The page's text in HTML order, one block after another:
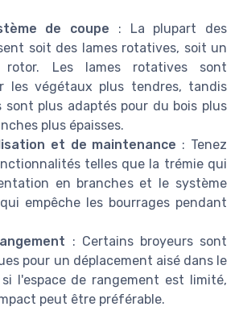
de coupe : La plupart des
soit des lames rotatives, soit un
rotor. Les lames rotatives sont
les végétaux plus tendres, tandis
sont plus adaptés pour du bois plus
plus épaisses.
et de maintenance : Tenez
telles que la trémie qui
en branches et le système
empêche les bourrages pendant
: Certains broyeurs sont
pour un déplacement aisé dans le
l'espace de rangement est limité,
peut être préférable.